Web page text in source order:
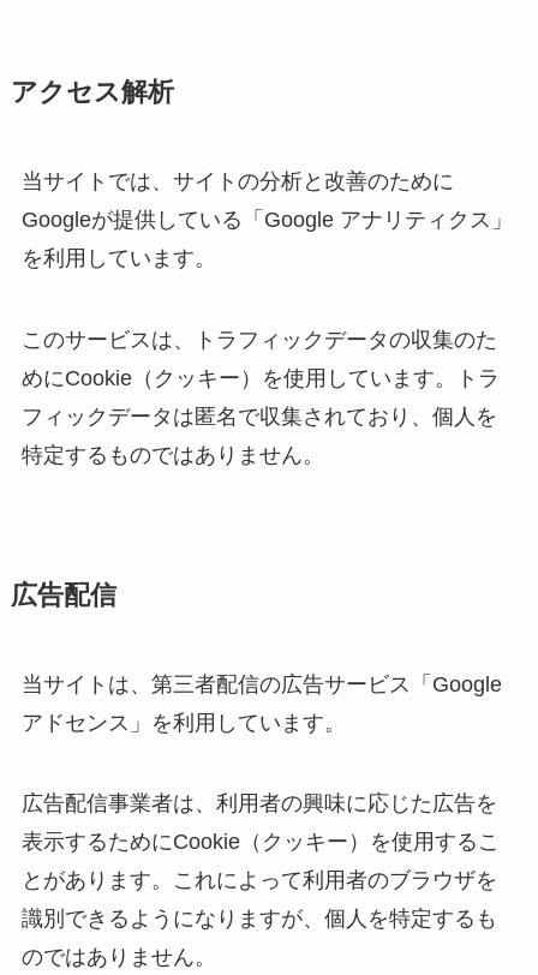
アクセス解析
当サイトでは、サイトの分析と改善のために
Googleが提供している「Google アナリティクス」
を利用しています。
このサービスは、トラフィックデータの収集のた
めにCookie（クッキー）を使用しています。トラ
フィックデータは匿名で収集されており、個人を
特定するものではありません。
広告配信
当サイトは、第三者配信の広告サービス「Google
アドセンス」を利用しています。
広告配信事業者は、利用者の興味に応じた広告を
表示するためにCookie（クッキー）を使用するこ
とがあります。これによって利用者のブラウザを
識別できるようになりますが、個人を特定するも
のではありません。